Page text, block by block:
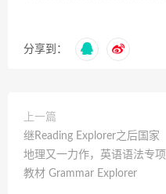
分享到：
上一篇
继Reading Explorer之后国家
地理又一力作，英语语法专项
教材 Grammar Explorer